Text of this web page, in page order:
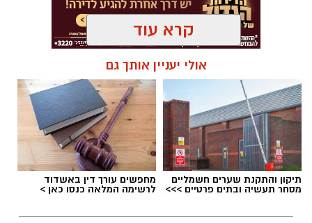
קרא עוד
אולי יעניין אותך גם
תיקון והתקנת שערים חשמליים
מסחר תעשיה ובתים פרטיים >>>
מחפשים עורך דין באשדוד
לרשימה המלאה כנסו כאן >